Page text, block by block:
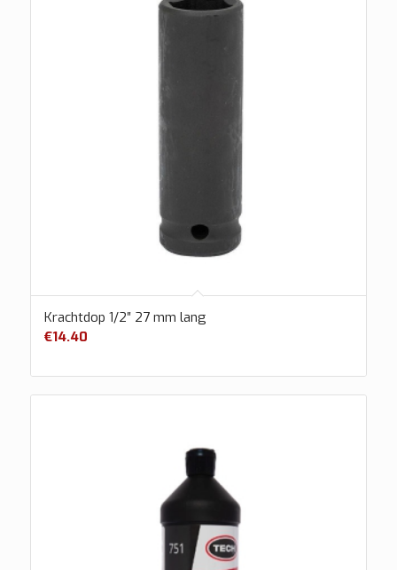
Krachtdop 1/2″ 27 mm lang
€14.40